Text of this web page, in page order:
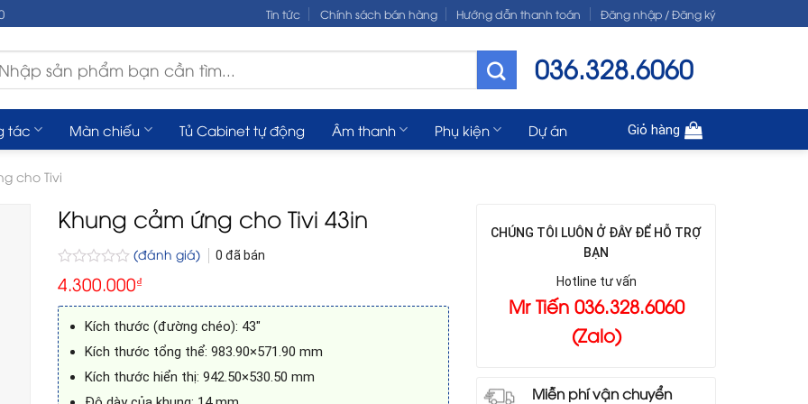
Tin tức Chính sách bán hàng Hướng dẫn thanh toán Đăng nhập / Đăng ký
036.328.6060
tác Màn chiếu Tủ Cabinet tự động Âm thanh Phụ kiện Dự án Giỏ hàng
cho Tivi
Khung cảm ứng cho Tivi 43in
Được
xếp
hạng
0
5
sao
(đánh giá) 0 đã bán
4.300.000₫
Kích thước (đường chéo): 43″
Kích thước tổng thể: 983.90×571.90 mm
Kích thước hiển thị: 942.50×530.50 mm
CHÚNG TÔI LUÔN Ở ĐÂY ĐỂ HỖ TRỢ
BẠN
Hotline tư vấn
Mr Tiến 036.328.6060
(Zalo)
Miễn phí vận chuyển